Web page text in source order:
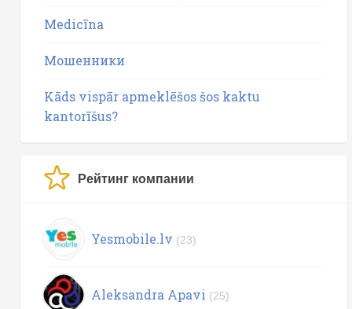
Medicīna
Мошенники
Kāds vispār apmeklēšos šos kaktu
kantorīšus?
Рейтинг компании
Yesmobile.lv (23)
Aleksandra Apavi (25)